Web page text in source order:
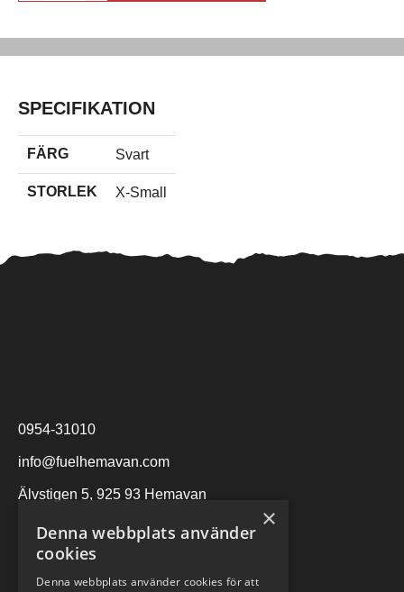
SPECIFIKATION
FÄRG Svart
STORLEK X-Small
0954-31010
info@fuelhemavan.com
Älvstigen 5, 925 93 Hemavan
×
Denna webbplats använder
cookies
Denna webbplats använder cookies för att